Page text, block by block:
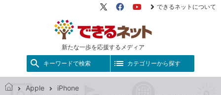
新たな一歩を応援するメディア
X（旧
FacebookYouTube
できるネットについて
キーワードで検索 カテゴリーから探す
Apple
iPhone